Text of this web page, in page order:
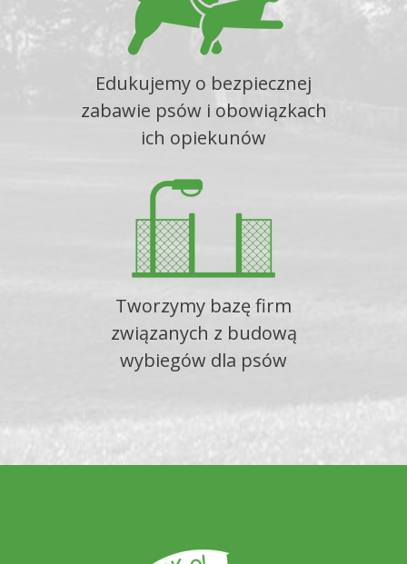
Edukujemy o bezpiecznej
zabawie psów i obowiązkach
ich opiekunów
Tworzymy bazę firm
związanych z budową
wybiegów dla psów